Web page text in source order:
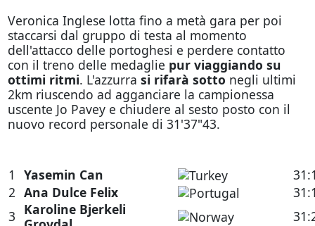
Veronica Inglese lotta fino a metà gara per poi
staccarsi dal gruppo di testa al momento
dell'attacco delle portoghesi e perdere contatto
con il treno delle medaglie pur viaggiando su
ottimi ritmi. L'azzurra si rifarà sotto negli ultimi
2km riuscendo ad agganciare la campionessa
uscente Jo Pavey e chiudere al sesto posto con il
nuovo record personale di 31'37"43.
1 Yasemin Can
2 Ana Dulce Felix
3 Karoline Bjerkeli